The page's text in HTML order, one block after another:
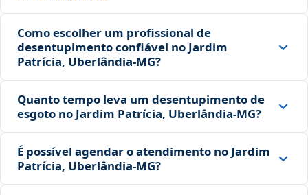
Como escolher um profissional de
desentupimento confiável no Jardim
Patrícia, Uberlândia‑MG?
Quanto tempo leva um desentupimento de
esgoto no Jardim Patrícia, Uberlândia‑MG?
É possível agendar o atendimento no Jardim
Patrícia, Uberlândia‑MG?